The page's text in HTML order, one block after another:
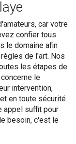
car votre
confier tous
le domaine afin
de l'art. Nos
les étapes de
le
intervention,
en toute sécurité
appel suffit pour
besoin, c'est le